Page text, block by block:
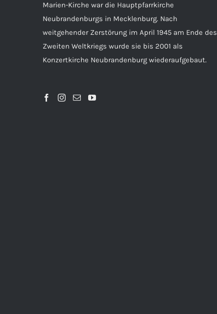
Marien-Kirche war die Hauptpfarrkirche
Neubrandenburgs in Mecklenburg. Nach
weitgehender Zerstörung im April 1945 am Ende des
Zweiten Weltkriegs wurde sie bis 2001 als
Konzertkirche Neubrandenburg wiederaufgebaut.